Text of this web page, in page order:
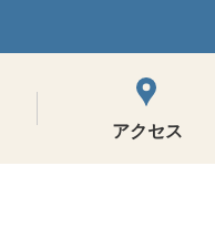
アクセス